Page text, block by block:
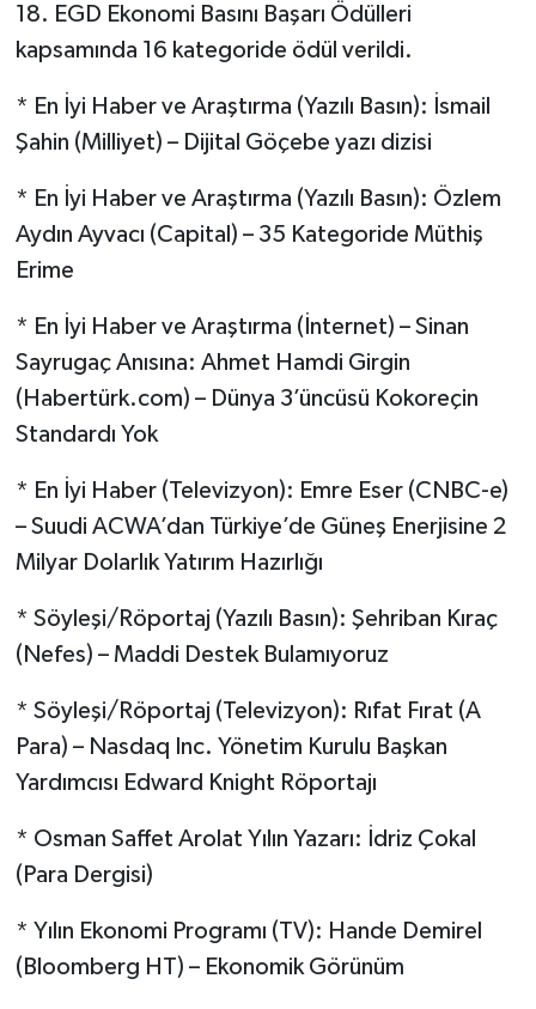
18. EGD Ekonomi Basını Başarı Ödülleri
kapsamında 16 kategoride ödül verildi.
* En İyi Haber ve Araştırma (Yazılı Basın): İsmail
Şahin (Milliyet) – Dijital Göçebe yazı dizisi
* En İyi Haber ve Araştırma (Yazılı Basın): Özlem
Aydın Ayvacı (Capital) – 35 Kategoride Müthiş
Erime
* En İyi Haber ve Araştırma (İnternet) – Sinan
Sayrugaç Anısına: Ahmet Hamdi Girgin
(Habertürk.com) – Dünya 3’üncüsü Kokoreçin
Standardı Yok
* En İyi Haber (Televizyon): Emre Eser (CNBC-e)
– Suudi ACWA’dan Türkiye’de Güneş Enerjisine 2
Milyar Dolarlık Yatırım Hazırlığı
* Söyleşi/Röportaj (Yazılı Basın): Şehriban Kıraç
(Nefes) – Maddi Destek Bulamıyoruz
* Söyleşi/Röportaj (Televizyon): Rıfat Fırat (A
Para) – Nasdaq Inc. Yönetim Kurulu Başkan
Yardımcısı Edward Knight Röportajı
* Osman Saffet Arolat Yılın Yazarı: İdriz Çokal
(Para Dergisi)
* Yılın Ekonomi Programı (TV): Hande Demirel
(Bloomberg HT) – Ekonomik Görünüm